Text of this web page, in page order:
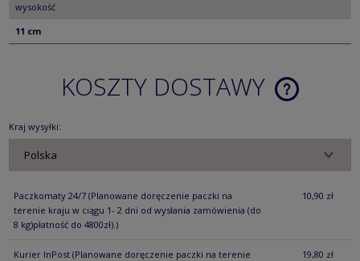
wysokość
11 cm
KOSZTY DOSTAWY
CENA NIE
Kraj wysyłki:
Paczkomaty 24/7 (Planowane doręczenie paczki na
terenie kraju w ciągu 1- 2 dni od wysłania zamówienia (do
8 kg)płatność do 4800zł).)
10,90 zł
Kurier InPost (Planowane doręczenie paczki na terenie
19,80 zł